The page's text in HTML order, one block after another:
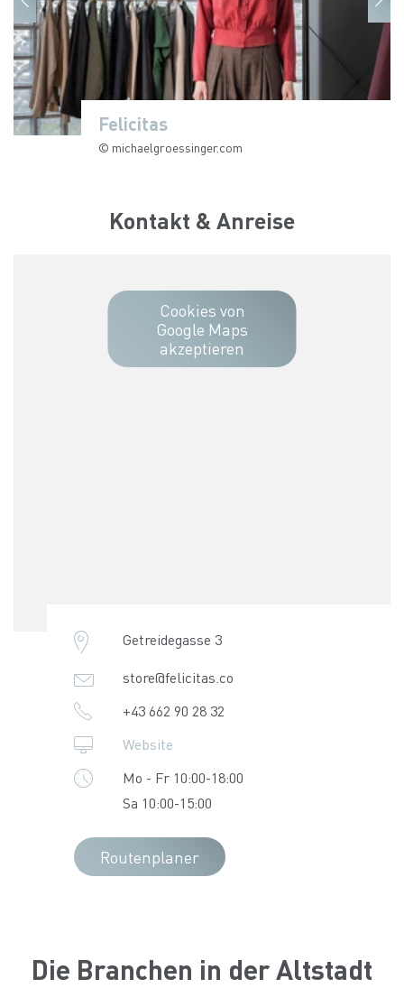
Felicitas
© michaelgroessinger.com
Felicitas
© michaelgroessinger.com
Kontakt & Anreise
Cookies von
Google Maps
akzeptieren
Getreidegasse 3
store@felicitas.co
+43 662 90 28 32
Website
Mo - Fr 10:00-18:00
Sa 10:00-15:00
Routenplaner
Die Branchen in der Altstadt